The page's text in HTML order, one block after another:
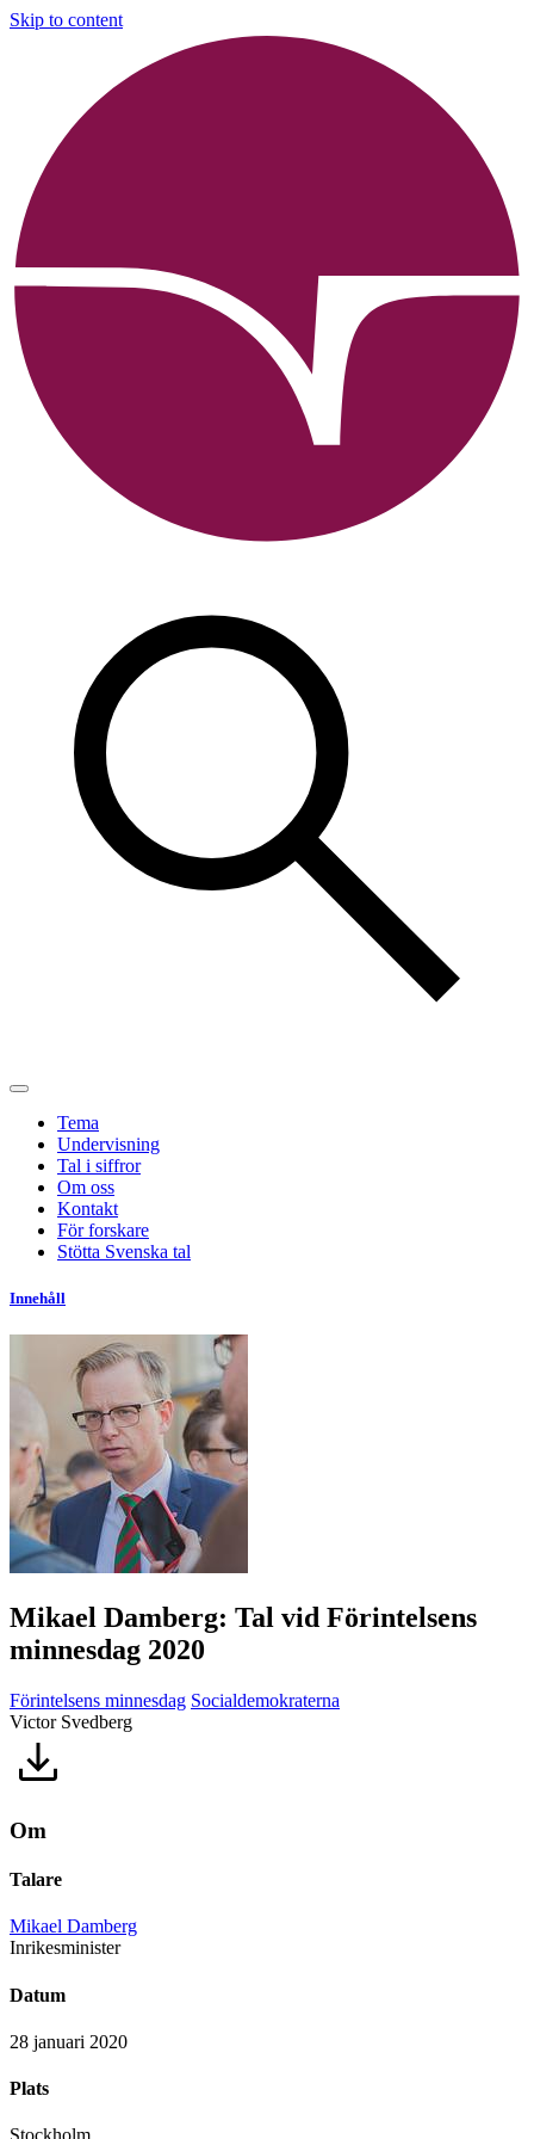
Skip to content
Tema
Undervisning
Tal i siffror
Om oss
Kontakt
För forskare
Stötta Svenska tal
Innehåll
Mikael Damberg: Tal vid Förintelsens
minnesdag 2020
Förintelsens minnesdag Socialdemokraterna
Victor Svedberg
Om
Talare
Mikael Damberg
Inrikesminister
Datum
28 januari 2020
Plats